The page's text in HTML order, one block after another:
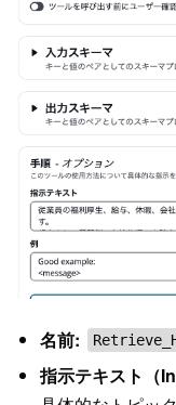
名前:
指示テキスト（